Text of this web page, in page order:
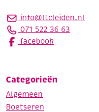
info@ltcleiden.nl
071 522 36 63
facebook
Categorieën
Algemeen
Boetseren